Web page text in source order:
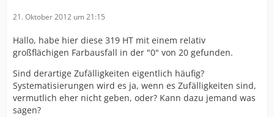
21. Oktober 2012 um 21:15
Hallo, habe hier diese 319 HT mit einem relativ
großflächigen Farbausfall in der "0" von 20 gefunden.
Sind derartige Zufälligkeiten eigentlich häufig?
Systematisierungen wird es ja, wenn es Zufälligkeiten sind,
vermutlich eher nicht geben, oder? Kann dazu jemand was
sagen?